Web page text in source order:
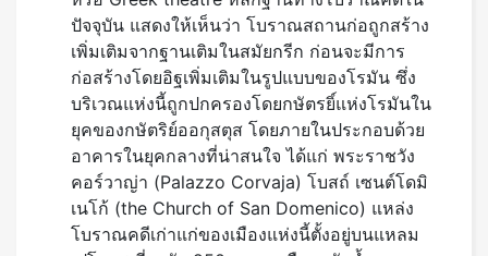
ปัจจุบัน แสดงให้เห็นว่า โบราณสถานก่อถูกสร้าง
เพิ่มเติมจากฐานเติมในสมัยกรีก ก่อนจะมีการ
ก่อสร้างโดยอิฐเพิ่มเติมในรูปแบบของโรมัน ซึ่ง
บริเวณแห่งนี้ถูกปกครองโดยกษัตรยิ์แห่งโรมันใน
ยุคของกษัตริย์ออกุสตุส โดยภายในประกอบด้วย
อาคารในยุคกลางที่น่าสนใจ ได้แก่ พระราชวัง
คอร์วาญ่า (Palazzo Corvaja) โบสถ์ เซนต์โดมิ
เนโก้ (the Church of San Domenico) แหล่ง
โบราณคดีเก่าแก่ของเมืองแห่งนี้ตั้งอยู่บนแหลม